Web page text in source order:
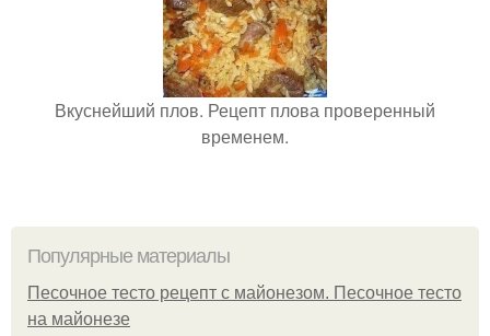
Вкуснейший плов. Рецепт плова проверенный
временем.
Популярные материалы
Песочное тесто рецепт с майонезом. Песочное тесто
на майонезе